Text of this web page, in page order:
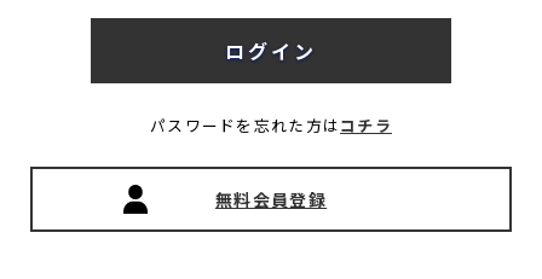
パスワードを忘れた方はコチラ
無料会員登録